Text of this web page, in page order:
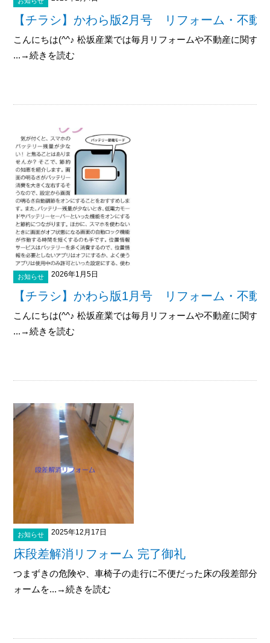
【チラシ】かわら版2月号 リフォーム・不動
こんにちは(^^♪ 松坂産業では毎月リフォームや不動産に関す
...→続きを読む
お知らせ 2026年1月5日
【チラシ】かわら版1月号 リフォーム・不動
こんにちは(^^♪ 松坂産業では毎月リフォームや不動産に関す
...→続きを読む
お知らせ 2025年12月17日
床段差解消リフォーム 完了御礼
つまずきの危険や、車椅子の走行に不便だった床の段差部分
ォームを...→続きを読む